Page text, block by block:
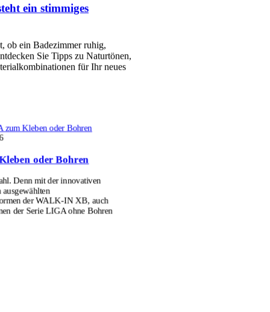
ein stimmiges
ob ein Badezimmer ruhig,
Sie Tipps zu Naturtönen,
für Ihr neues
zum Kleben oder Bohren
oder Bohren
Denn mit der innovativen
der WALK-IN XB, auch
der Serie LIGA ohne Bohren